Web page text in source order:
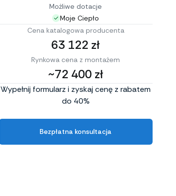
Możliwe dotacje
Moje Ciepło
Cena katalogowa producenta
63 122 zł
Rynkowa cena z montażem
~72 400 zł
Wypełnij formularz i zyskaj cenę z rabatem
do 40%
Bezpłatna konsultacja